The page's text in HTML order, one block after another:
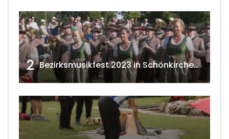
2 Bezirksmusikfest 2023 in Schönkirchen-Reyersdorf